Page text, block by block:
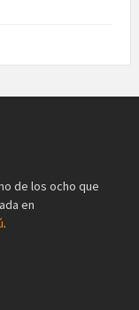
de los ocho que
en
.